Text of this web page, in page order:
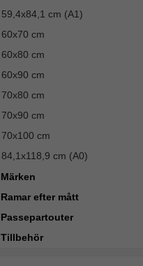
59,4x84,1 cm (A1)
60x70 cm
60x80 cm
60x90 cm
70x80 cm
70x90 cm
70x100 cm
84,1x118,9 cm (A0)
Märken
Ramar efter mått
Passepartouter
Tillbehör